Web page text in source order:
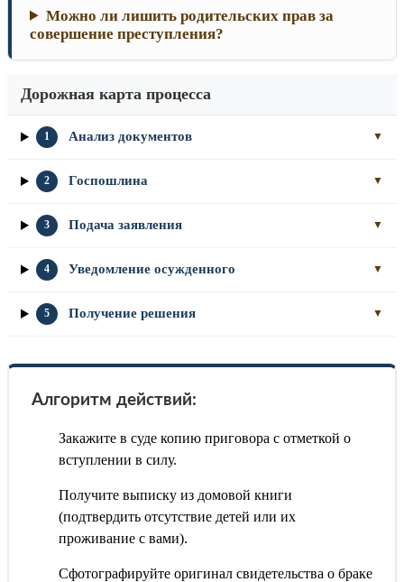
Можно ли лишить родительских прав за
совершение преступления?
Дорожная карта процесса
1 Анализ документов ▼
2 Госпошлина ▼
3 Подача заявления ▼
4 Уведомление осужденного ▼
5 Получение решения ▼
Алгоритм действий:
Закажите в суде копию приговора с отметкой о
вступлении в силу.
Получите выписку из домовой книги
(подтвердить отсутствие детей или их
проживание с вами).
Сфотографируйте оригинал свидетельства о браке